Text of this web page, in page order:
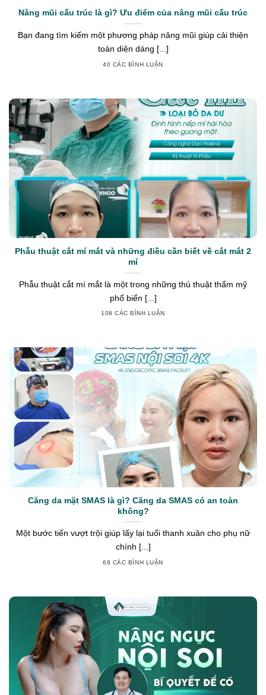
Nâng mũi cấu trúc là gì? Ưu điểm của nâng mũi cấu trúc
Bạn đang tìm kiếm một phương pháp nâng mũi giúp cải thiện
toàn diện dáng [...]
40 CÁC BÌNH LUẬN
Phẫu thuật cắt mí mắt và những điều cần biết về cắt mắt 2
mí
Phẫu thuật cắt mí mắt là một trong những thủ thuật thẩm mỹ
phổ biến [...]
108 CÁC BÌNH LUẬN
Căng da mặt SMAS là gì? Căng da SMAS có an toàn
không?
Một bước tiến vượt trội giúp lấy lại tuổi thanh xuân cho phụ nữ
chính [...]
68 CÁC BÌNH LUẬN